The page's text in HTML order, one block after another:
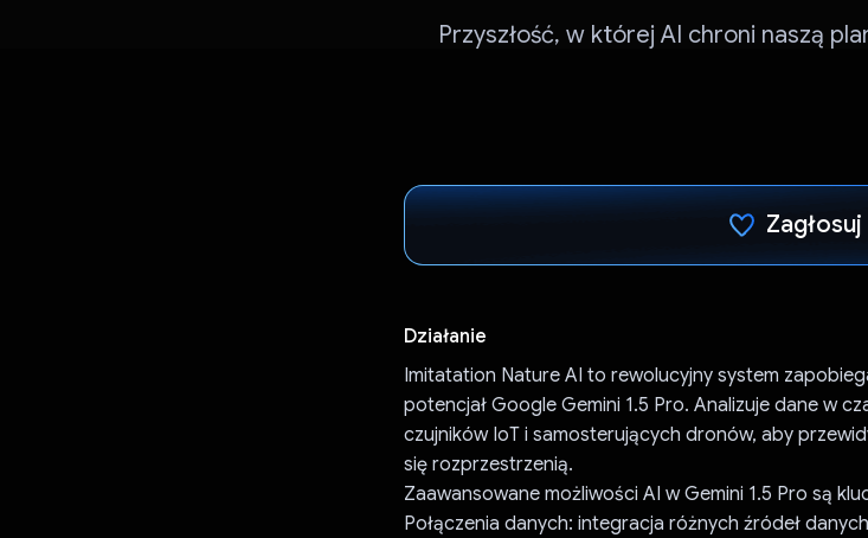
Przyszłość, w której AI chroni naszą
Zagłosuj
Działanie
Imitatation Nature AI to rewolucyjny system
potencjał Google Gemini 1.5 Pro. Analizuje dane w
czujników IoT i samosterujących dronów, aby
się rozprzestrzenią.
Zaawansowane możliwości AI w Gemini 1.5 Pro są
Połączenia danych: integracja różnych źródeł